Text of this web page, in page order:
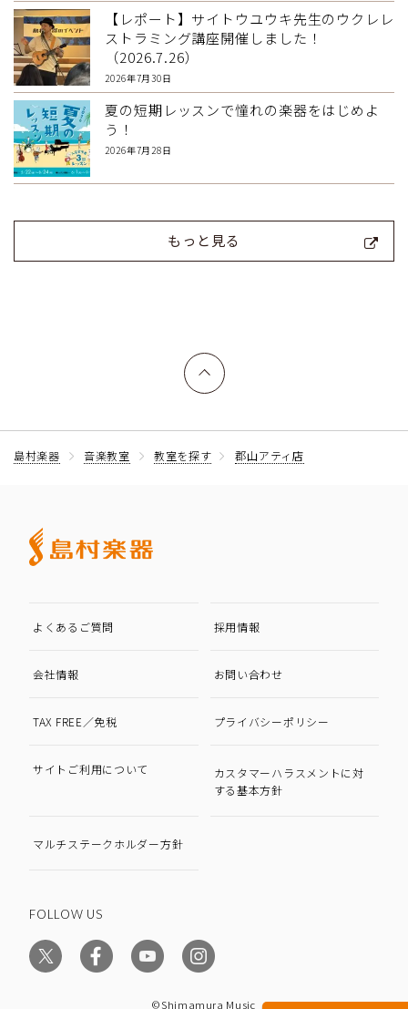
【レポート】サイトウユウキ先生のウクレレ
ストラミング講座開催しました！
（2026.7.26）
2026年7月30日
夏の短期レッスンで憧れの楽器をはじめよ
う！
2026年7月28日
もっと見る
上へ戻る
島村楽器 音楽教室 教室を探す 郡山アティ店
よくあるご質問 採用情報
会社情報 お問い合わせ
TAX FREE／免税 プライバシーポリシー
サイトご利用について
カスタマーハラスメントに対
する基本方針
マルチステークホルダー方針
FOLLOW US
©Shimamura Music